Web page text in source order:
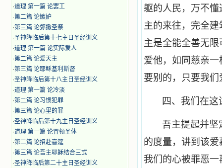
·道理 第一篇 论罢工
·第二篇 论嫉妒
·第三篇 论弥撒圣祭
·圣神降临后第十七主日圣经训义
·道理 第一篇 论实际爱人
·第二篇 论爱天主
·第三篇 论耶稣基利斯督
·圣神降临后第十八主日圣经训义
·道理 第一篇 论冷淡
·第二篇 论习惯犯罪
·第三篇 论心里的罪
·圣神降临后第十九主日圣经训义
·道理 第一篇 论冒领圣体
·第二篇 论招赴喜筵
·第三篇 论吾主耶稣结合三式
·圣神降临后第二十主日圣经训义
躯的人民，万不
主的来往，完全
主是全能全善无
爱他，如同慈亲
要别的，只要我们
四、我们在
吾主提起并坚
的度量，讲到该
我们的心被罪恶